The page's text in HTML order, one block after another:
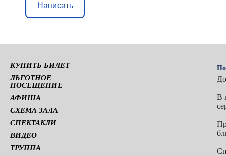
Написать
КУПИТЬ БИЛЕТ
ЛЬГОТНОЕ
ПОСЕЩЕНИЕ
АФИША
СХЕМА ЗАЛА
СПЕКТАКЛИ
ВИДЕО
ТРУППА
В